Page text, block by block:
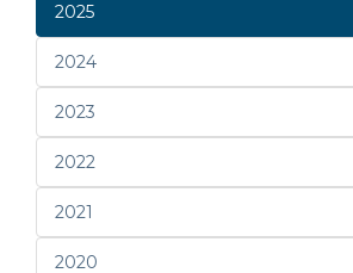
2025
2024
2023
2022
2021
2020